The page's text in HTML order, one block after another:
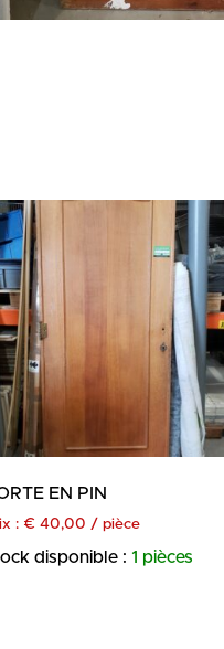
EN PIN
: € 40,00 / pièce
disponible : 1 pièces